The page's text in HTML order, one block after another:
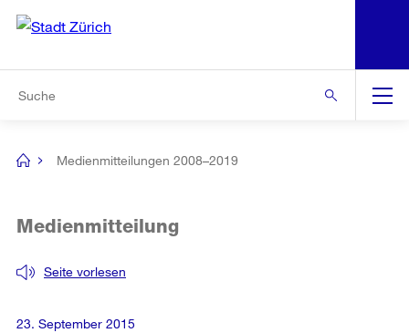
Navigation
[no
Medienmitteilungen 2008–2019
Seite vorlesen
Medienmitteilung
23. September 2015